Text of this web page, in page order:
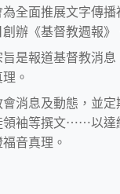
全面推展文字傳
辦《基督教週報》
旨是報道基督教消
。
消息及動態，並
領袖等撰文⋯⋯以達
音真理。